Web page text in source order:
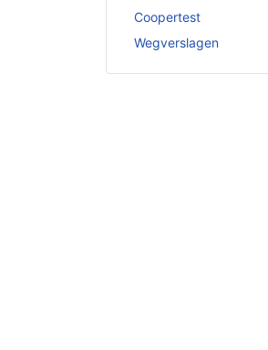
Coopertest
Wegverslagen